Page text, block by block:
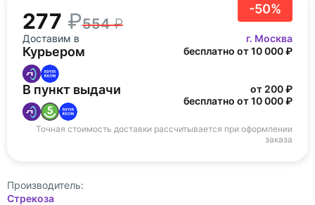
-50%
277 554
Доставим в г. Москва
Курьером бесплатно от 10 000 ₽
В пункт выдачи
от 200 ₽
бесплатно от 10 000 ₽
Точная стоимость доставки рассчитывается при оформлении
заказа
Производитель:
Стрекоза